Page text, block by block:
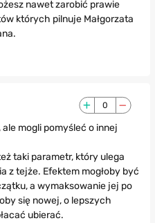
nawet zarobić prawie
których pilnuje Małgorzata
0
mogli pomyśleć o innej
taki parametr, który ulega
z tejże. Efektem mogłoby być
a wymaksowanie jej po
się nowej, o lepszych
ubierać.